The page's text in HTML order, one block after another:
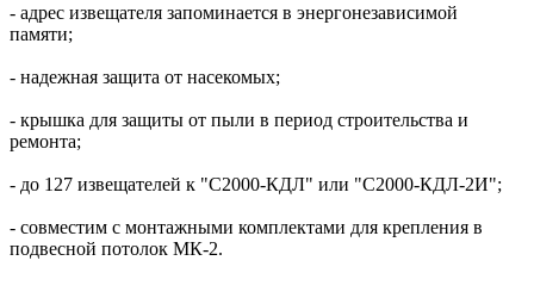
- адрес извещателя запоминается в энергонезависимой
памяти;
- надежная защита от насекомых;
- крышка для защиты от пыли в период строительства и
ремонта;
- до 127 извещателей к "С2000-КДЛ" или "С2000-КДЛ-2И";
- совместим с монтажными комплектами для крепления в
подвесной потолок МК-2.